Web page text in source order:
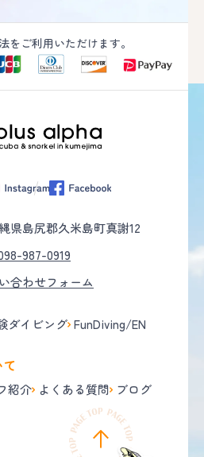
をご利用いただけます。
県島尻郡久米島町真謝12
987-0919
合わせフォーム
ダイビング FunDiving/EN
紹介 よくある質問 ブログ